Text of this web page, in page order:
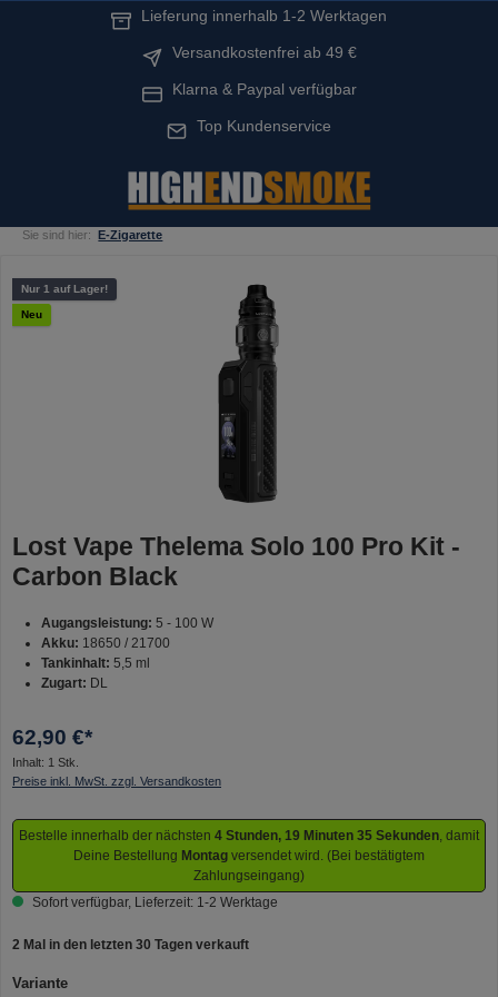
Lieferung innerhalb 1-2 Werktagen
Versandkostenfrei ab 49 €
Klarna & Paypal verfügbar
Top Kundenservice
Sie sind hier: E-Zigarette
Bildergalerie überspringen
Nur 1 auf Lager!
Neu
Lost Vape Thelema Solo 100 Pro Kit -
Carbon Black
Augangsleistung: 5 - 100 W
Akku: 18650 / 21700
Tankinhalt: 5,5 ml
Zugart: DL
62,90 €*
Inhalt: 1 Stk.
Preise inkl. MwSt. zzgl. Versandkosten
Bestelle innerhalb der nächsten 4 Stunden, 19 Minuten 34 Sekunden, damit
Deine Bestellung Montag versendet wird. (Bei bestätigtem
Zahlungseingang)
Sofort verfügbar, Lieferzeit: 1-2 Werktage
2 Mal in den letzten 30 Tagen verkauft
Varianteauswählen